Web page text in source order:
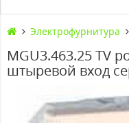
Электрофурнитура
MGU3.463.25 TV
штыревой вход